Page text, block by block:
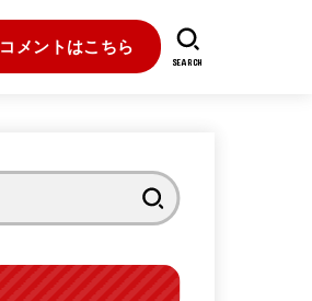
コメントはこちら
SEARCH